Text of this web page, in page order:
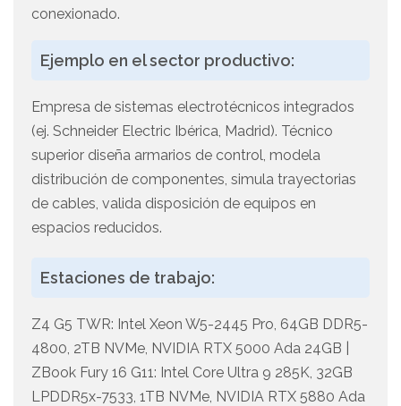
conexionado.
Ejemplo en el sector productivo:
Empresa de sistemas electrotécnicos integrados
(ej. Schneider Electric Ibérica, Madrid). Técnico
superior diseña armarios de control, modela
distribución de componentes, simula trayectorias
de cables, valida disposición de equipos en
espacios reducidos.
Estaciones de trabajo:
Z4 G5 TWR: Intel Xeon W5-2445 Pro, 64GB DDR5-
4800, 2TB NVMe, NVIDIA RTX 5000 Ada 24GB |
ZBook Fury 16 G11: Intel Core Ultra 9 285K, 32GB
LPDDR5x-7533, 1TB NVMe, NVIDIA RTX 5880 Ada